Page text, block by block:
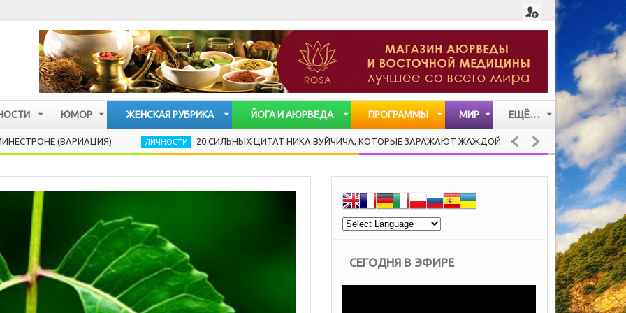
ЮМОР
ЖЕНСКАЯ РУБРИКА
ЙОГА И АЮРВЕДА
ПРОГРАММЫ МИР ЕЩЁ…
СТАТЬИ
(ВАРИАЦИЯ) ЛИЧНОСТИ 20 СИЛЬНЫХ ЦИТАТ НИКА ВУЙЧИЧА, КОТОРЫЕ ЗАРАЖАЮТ ЖАЖДОЙ ЖИЗНИ ЗДОРОВАЯ КУХНЯ
СЕГОДНЯ В ЭФИРЕ